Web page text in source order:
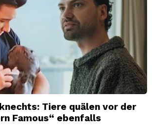
Tiere quälen vor der
Famous“ ebenfalls